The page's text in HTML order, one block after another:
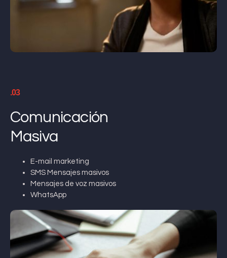
.03
Comunicación
Masiva
E-mail marketing
SMS Mensajes masivos
Mensajes de voz masivos
WhatsApp